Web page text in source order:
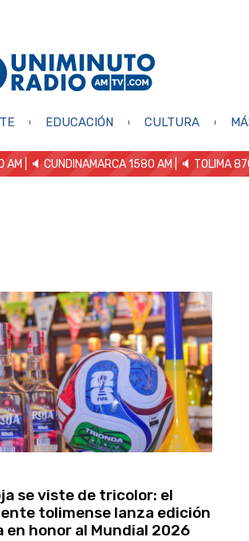
EDUCACIÓN CULTURA
AM | 🔈 CUNDINAMARCA 1580 AM | 🔈 TOLIMA
se viste de tricolor: el
tolimense lanza edición
en honor al Mundial 2026